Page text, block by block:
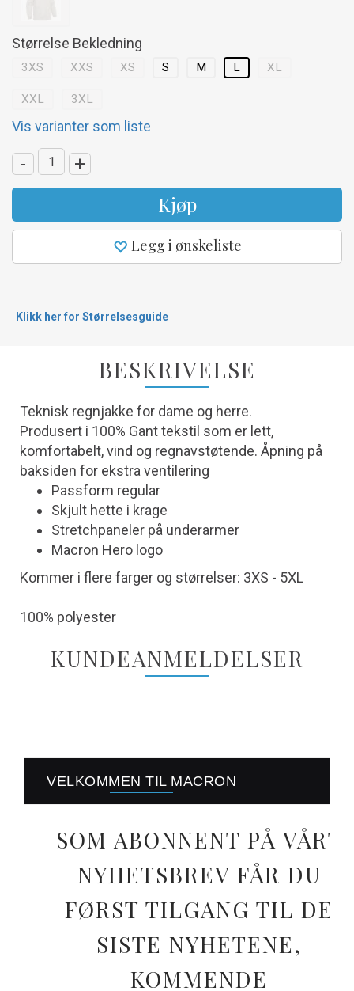
Størrelse Bekledning
3XS XXS XS S M L XL
XXL 3XL
Vis varianter som liste
- +
Kjøp
Legg i ønskeliste
Klikk her for Størrelsesguide
BESKRIVELSE
Teknisk regnjakke for dame og herre.
Produsert i 100% Gant tekstil som er lett,
komfortabelt, vind og regnavstøtende. Åpning på
baksiden for ekstra ventilering
Passform regular
Skjult hette i krage
Stretchpaneler på underarmer
Macron Hero logo
Kommer i flere farger og størrelser: 3XS - 5XL
100% polyester
KUNDEANMELDELSER
VELKOMMEN TIL MACRON
SOM ABONNENT PÅ VÅRT
NYHETSBREV FÅR DU
FØRST TILGANG TIL DE
SISTE NYHETENE,
KOMMENDE